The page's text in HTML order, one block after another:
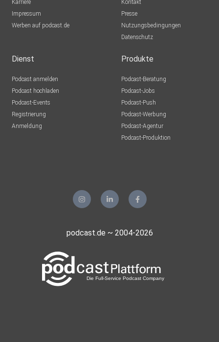
Karriere
Impressum
Werben auf podcast.de
Kontakt
Presse
Nutzungsbedingungen
Datenschutz
Dienst
Podcast anmelden
Podcast hochladen
Podcast-Events
Registrierung
Anmeldung
Produkte
Podcast-Beratung
Podcast-Jobs
Podcast-Push
Podcast-Werbung
Podcast-Agentur
Podcast-Produktion
podcast.de ~ 2004-2026